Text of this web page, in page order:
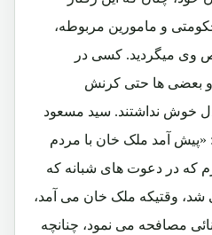
و مامورین مربوطه،
وی میگردید. کسی در
ها حتی کرنش
دل خوش نداشتند. سید مسعود
«پیش آمد ملک خان با مردم
که در دعوت های شبانه که
وقتیکه ملک خان می آمد،
مصافحه می نمود، چنانچه